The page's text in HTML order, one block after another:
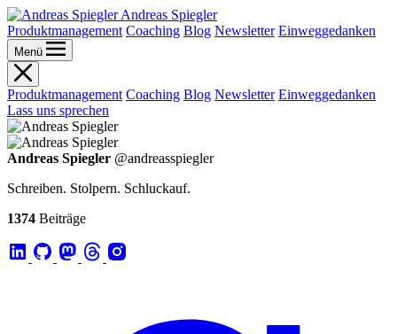
Andreas Spiegler
Produktmanagement Coaching Blog Newsletter Einweggedanken
Menü
Produktmanagement Coaching Blog Newsletter Einweggedanken
Lass uns sprechen
Andreas Spiegler @andreasspiegler
Schreiben. Stolpern. Schluckauf.
1374 Beiträge